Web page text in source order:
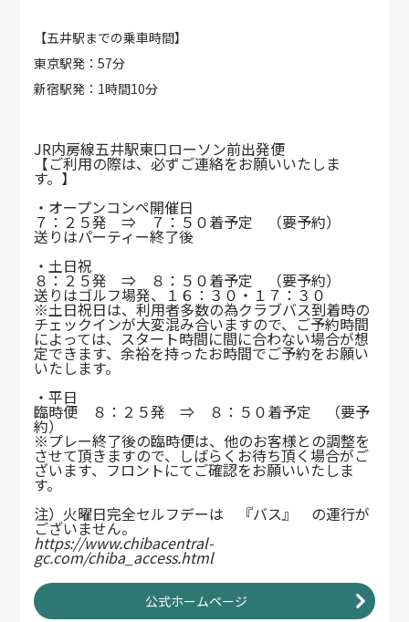
【五井駅までの乗車時間】
東京駅発：57分
新宿駅発：1時間10分
JR内房線五井駅東口ローソン前出発便
【ご利用の際は、必ずご連絡をお願いいたしま
す。】
・オープンコンペ開催日
７：２５発 ⇒ ７：５０着予定 （要予約）
送りはパーティー終了後
・土日祝
８：２５発 ⇒ ８：５０着予定 （要予約）
送りはゴルフ場発、１６：３０・１７：３０
※土日祝日は、利用者多数の為クラブバス到着時の
チェックインが大変混み合いますので、ご予約時間
によっては、スタート時間に間に合わない場合が想
定できます、余裕を持ったお時間でご予約をお願い
いたします。
・平日
臨時便 ８：２５発 ⇒ ８：５０着予定 （要予
約）
※プレー終了後の臨時便は、他のお客様との調整を
させて頂きますので、しばらくお待ち頂く場合がご
ざいます、フロントにてご確認をお願いいたしま
す。
注）火曜日完全セルフデーは 『バス』 の運行が
ございません。
https://www.chibacentral-
gc.com/chiba_access.html
公式ホームページ